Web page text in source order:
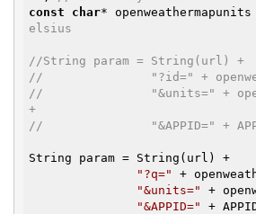
const
char* openweathermapunits
elsius
//String param = String(url) +
//               "?id=" +
//               "&units=" +
+
//               "&APPID=" +
String param = String(url) +
"?q="
+
"&units="
+
"&APPID="
+